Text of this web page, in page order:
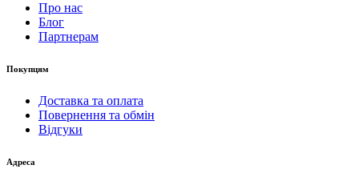
Про нас
Блог
Партнерам
Покупцям
Доставка та оплата
Повернення та обмін
Відгуки
Адреса